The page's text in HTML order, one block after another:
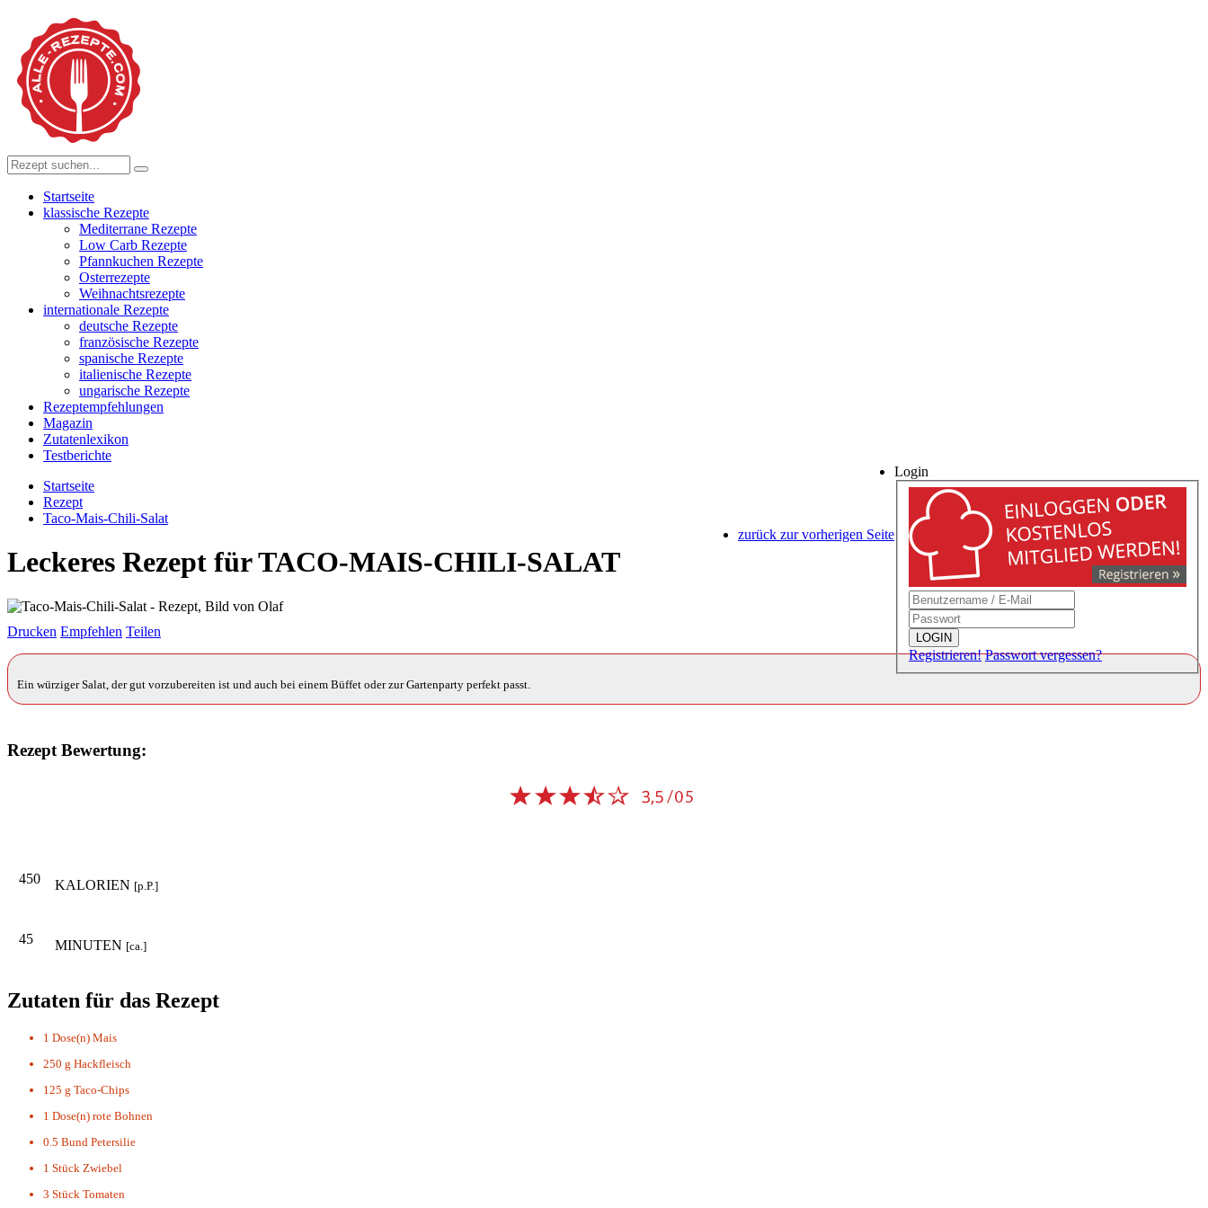
Startseite
klassische Rezepte
Mediterrane Rezepte
Low Carb Rezepte
Pfannkuchen Rezepte
Osterrezepte
Weihnachtsrezepte
internationale Rezepte
deutsche Rezepte
französische Rezepte
spanische Rezepte
italienische Rezepte
ungarische Rezepte
Rezeptempfehlungen
Magazin
Zutatenlexikon
Testberichte
Login
LOGIN
Registrieren! Passwort vergessen?
Startseite
Rezept
Taco-Mais-Chili-Salat
zurück zur vorherigen Seite
Leckeres Rezept fürTACO-MAIS-CHILI-SALAT
Drucken Empfehlen Teilen
Ein würziger Salat, der gut vorzubereiten ist und auch bei einem Büffet oder zur Gartenparty perfekt passt.
Rezept Bewertung:
450 KALORIEN [p.P.]
45 MINUTEN [ca.]
Zutaten für das Rezept
1 Dose(n) Mais
250 g Hackfleisch
125 g Taco-Chips
1 Dose(n) rote Bohnen
0.5 Bund Petersilie
1 Stück Zwiebel
3 Stück Tomaten